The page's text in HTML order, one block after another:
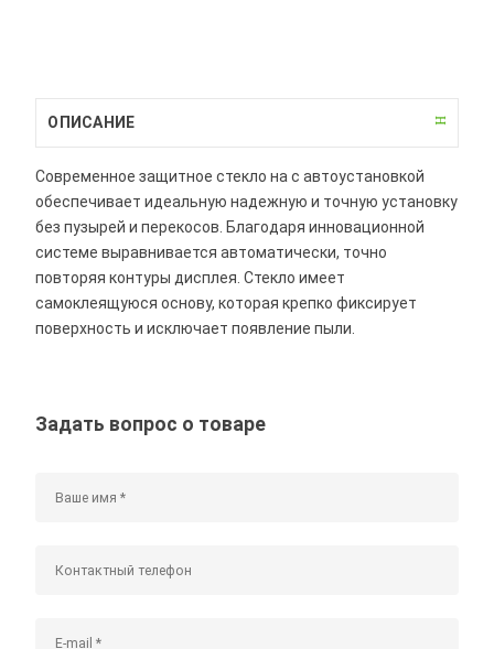
ОПИСАНИЕ
Современное защитное стекло на с автоустановкой
обеспечивает идеальную надежную и точную установку
без пузырей и перекосов. Благодаря инновационной
системе выравнивается автоматически, точно
повторяя контуры дисплея. Стекло имеет
самоклеящуюся основу, которая крепко фиксирует
поверхность и исключает появление пыли.
Задать вопрос о товаре